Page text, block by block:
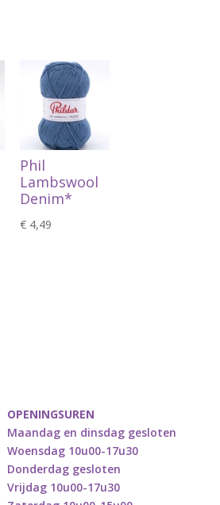
Phil
Lambswool
Denim*
€ 4,49
OPENINGSUREN
Maandag en dinsdag gesloten
Woensdag 10u00-17u30
Donderdag gesloten
Vrijdag 10u00-17u30